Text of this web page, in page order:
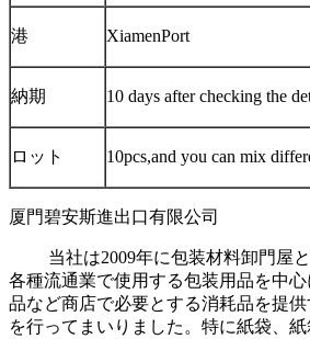
港 XiamenPort
納期 10 days after checking the
ロット 10pcs,and you can mix
厦門碧安斯進出口有限公司
当社は2009年に包装材料卸門屋と
各種流通業で使用する包装用品を中
品など商店で必要とする消耗品を提
を行ってまいりました。特に紙袋、